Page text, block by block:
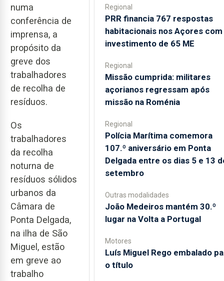
numa
conferência de
imprensa, a
propósito da
greve dos
trabalhadores
de recolha de
resíduos.
Os
trabalhadores
da recolha
noturna de
resíduos sólidos
urbanos da
Câmara de
Ponta Delgada,
na ilha de São
Miguel, estão
em greve ao
trabalho
Regional
PRR financia 767 respostas
habitacionais nos Açores com
investimento de 65 ME
Regional
Missão cumprida: militares
açorianos regressam após
missão na Roménia
Regional
Polícia Marítima comemora
107.º aniversário em Ponta
Delgada entre os dias 5 e 13
setembro
Outras modalidades
João Medeiros mantém 30.º
lugar na Volta a Portugal
Motores
Luís Miguel Rego embalado
o título